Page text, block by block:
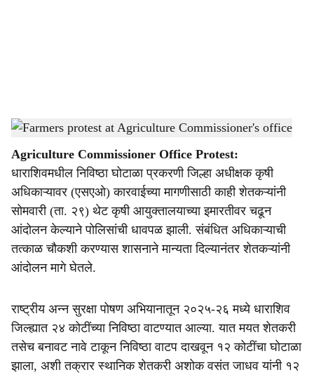
a
r
e
Farmer agitation over agricultural inputs- Agrowon
Agriculture Commissioner Office Protest:
धाराशिवमधील निविष्ठा घोटाळा प्रकरणी जिल्हा अधीक्षक कृषी
अधिकाऱ्यावर (एसएओ) कारवाईच्या मागणीसाठी काही शेतकऱ्यांनी
सोमवारी (ता. २९) थेट कृषी आयुक्तालयाच्या इमारतीवर चढून
आंदोलन केल्याने पोलिसांची धावपळ झाली. संबंधित अधिकाऱ्याची
तत्काळ चौकशी करण्यास शासनाने मान्यता दिल्यानंतर शेतकऱ्यांनी
आंदोलन मागे घेतले.
राष्ट्रीय अन्न सुरक्षा पोषण अभियानातून २०२५-२६ मध्ये धाराशिव
जिल्ह्यात २४ कोटींच्या निविष्ठा वाटण्यात आल्या. यात मयत शेतकरी
तसेच बनावट नावे टाकून निविष्ठा वाटप दाखवून १२ कोटींचा घोटाळा
झाला, अशी तक्रार स्थानिक शेतकरी अशोक वसंत जाधव यांनी १२